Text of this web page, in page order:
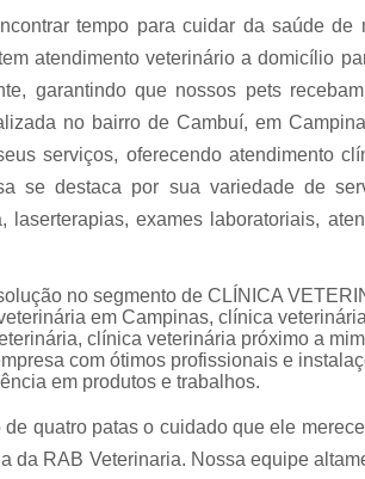
para pet
animal
Cirurgia para
Clínica
Clínica
Consulta
Consulta
Consulta
tempo para cuidar da saúde de
atendimento veterinário a domicílio
garantindo que nossos pets
no bairro de Cambuí, em
serviços, oferecendo atendimento
se destaca por sua variedade de
laserterapias, exames laboratoriais,
no segmento de CLÍNICA
em Campinas, clínica
clínica veterinária próximo a
com ótimos profissionais e
em produtos e trabalhos.
quatro patas o cuidado que ele
da RAB Veterinaria. Nossa equipe